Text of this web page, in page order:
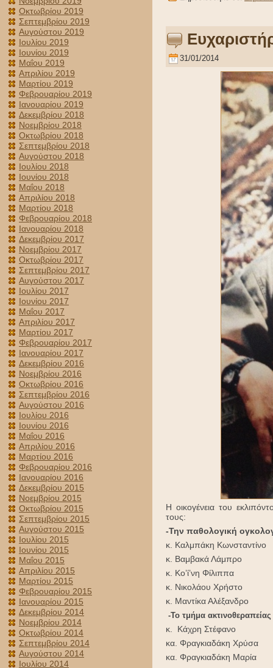
Οκτωβρίου 2019
Σεπτεμβρίου 2019
Αυγούστου 2019
Ιουλίου 2019
Ιουνίου 2019
Μαΐου 2019
Απριλίου 2019
Μαρτίου 2019
Φεβρουαρίου 2019
Ιανουαρίου 2019
Δεκεμβρίου 2018
Νοεμβρίου 2018
Οκτωβρίου 2018
Σεπτεμβρίου 2018
Αυγούστου 2018
Ιουλίου 2018
Ιουνίου 2018
Μαΐου 2018
Απριλίου 2018
Μαρτίου 2018
Φεβρουαρίου 2018
Ιανουαρίου 2018
Δεκεμβρίου 2017
Νοεμβρίου 2017
Οκτωβρίου 2017
Σεπτεμβρίου 2017
Αυγούστου 2017
Ιουλίου 2017
Ιουνίου 2017
Μαΐου 2017
Απριλίου 2017
Μαρτίου 2017
Φεβρουαρίου 2017
Ιανουαρίου 2017
Δεκεμβρίου 2016
Νοεμβρίου 2016
Οκτωβρίου 2016
Σεπτεμβρίου 2016
Αυγούστου 2016
Ιουλίου 2016
Ιουνίου 2016
Μαΐου 2016
Απριλίου 2016
Μαρτίου 2016
Φεβρουαρίου 2016
Ιανουαρίου 2016
Δεκεμβρίου 2015
Νοεμβρίου 2015
Οκτωβρίου 2015
Σεπτεμβρίου 2015
Αυγούστου 2015
Ιουλίου 2015
Ιουνίου 2015
Μαΐου 2015
Απριλίου 2015
Μαρτίου 2015
Φεβρουαρίου 2015
Ιανουαρίου 2015
Δεκεμβρίου 2014
Νοεμβρίου 2014
Οκτωβρίου 2014
Σεπτεμβρίου 2014
Αυγούστου 2014
Ιουλίου 2014
31/01/2014
Η οικογένεια του
τους:
-Την παθολογική
κ. Καλμπάκη Κωνσταντίνο
κ. Βαμβακά Λάμπρο
κ. Κο’ί’νη Φίλιππα
κ. Νικολάου Χρήστο
κ. Μαντίκα Αλέξανδρο
-Το τμήμα ακτινοθεραπείας
κ. Κάχρη Στέφανο
κα. Φραγκιαδάκη Χρύσα
κα. Φραγκιαδάκη Μαρία